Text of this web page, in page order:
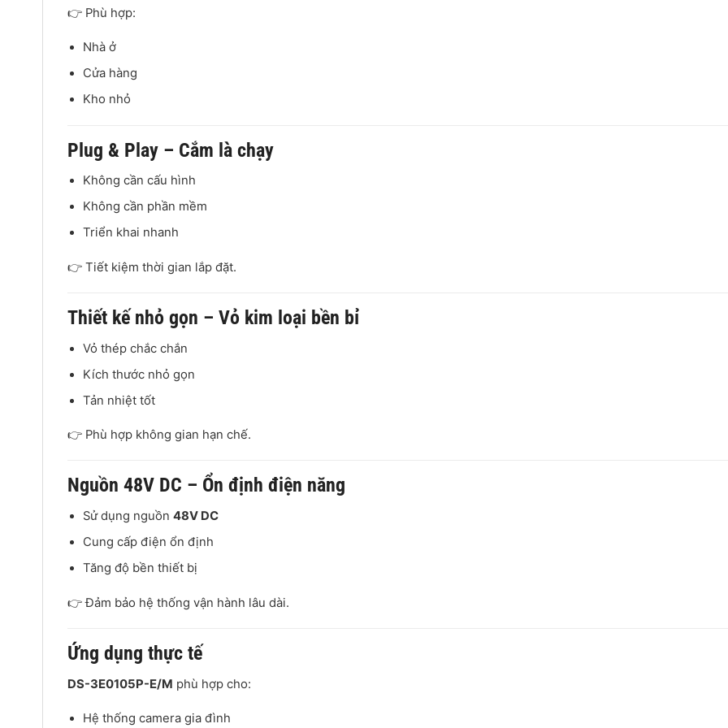
👉 Phù hợp:
Nhà ở
Cửa hàng
Kho nhỏ
Plug & Play – Cắm là chạy
Không cần cấu hình
Không cần phần mềm
Triển khai nhanh
👉 Tiết kiệm thời gian lắp đặt.
Thiết kế nhỏ gọn – Vỏ kim loại bền bỉ
Vỏ thép chắc chắn
Kích thước nhỏ gọn
Tản nhiệt tốt
👉 Phù hợp không gian hạn chế.
Nguồn 48V DC – Ổn định điện năng
Sử dụng nguồn48V DC
Cung cấp điện ổn định
Tăng độ bền thiết bị
👉 Đảm bảo hệ thống vận hành lâu dài.
Ứng dụng thực tế
DS-3E0105P-E/M phù hợp cho:
Hệ thống camera gia đình